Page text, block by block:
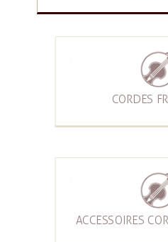
CORDES
ACCESSOIRES